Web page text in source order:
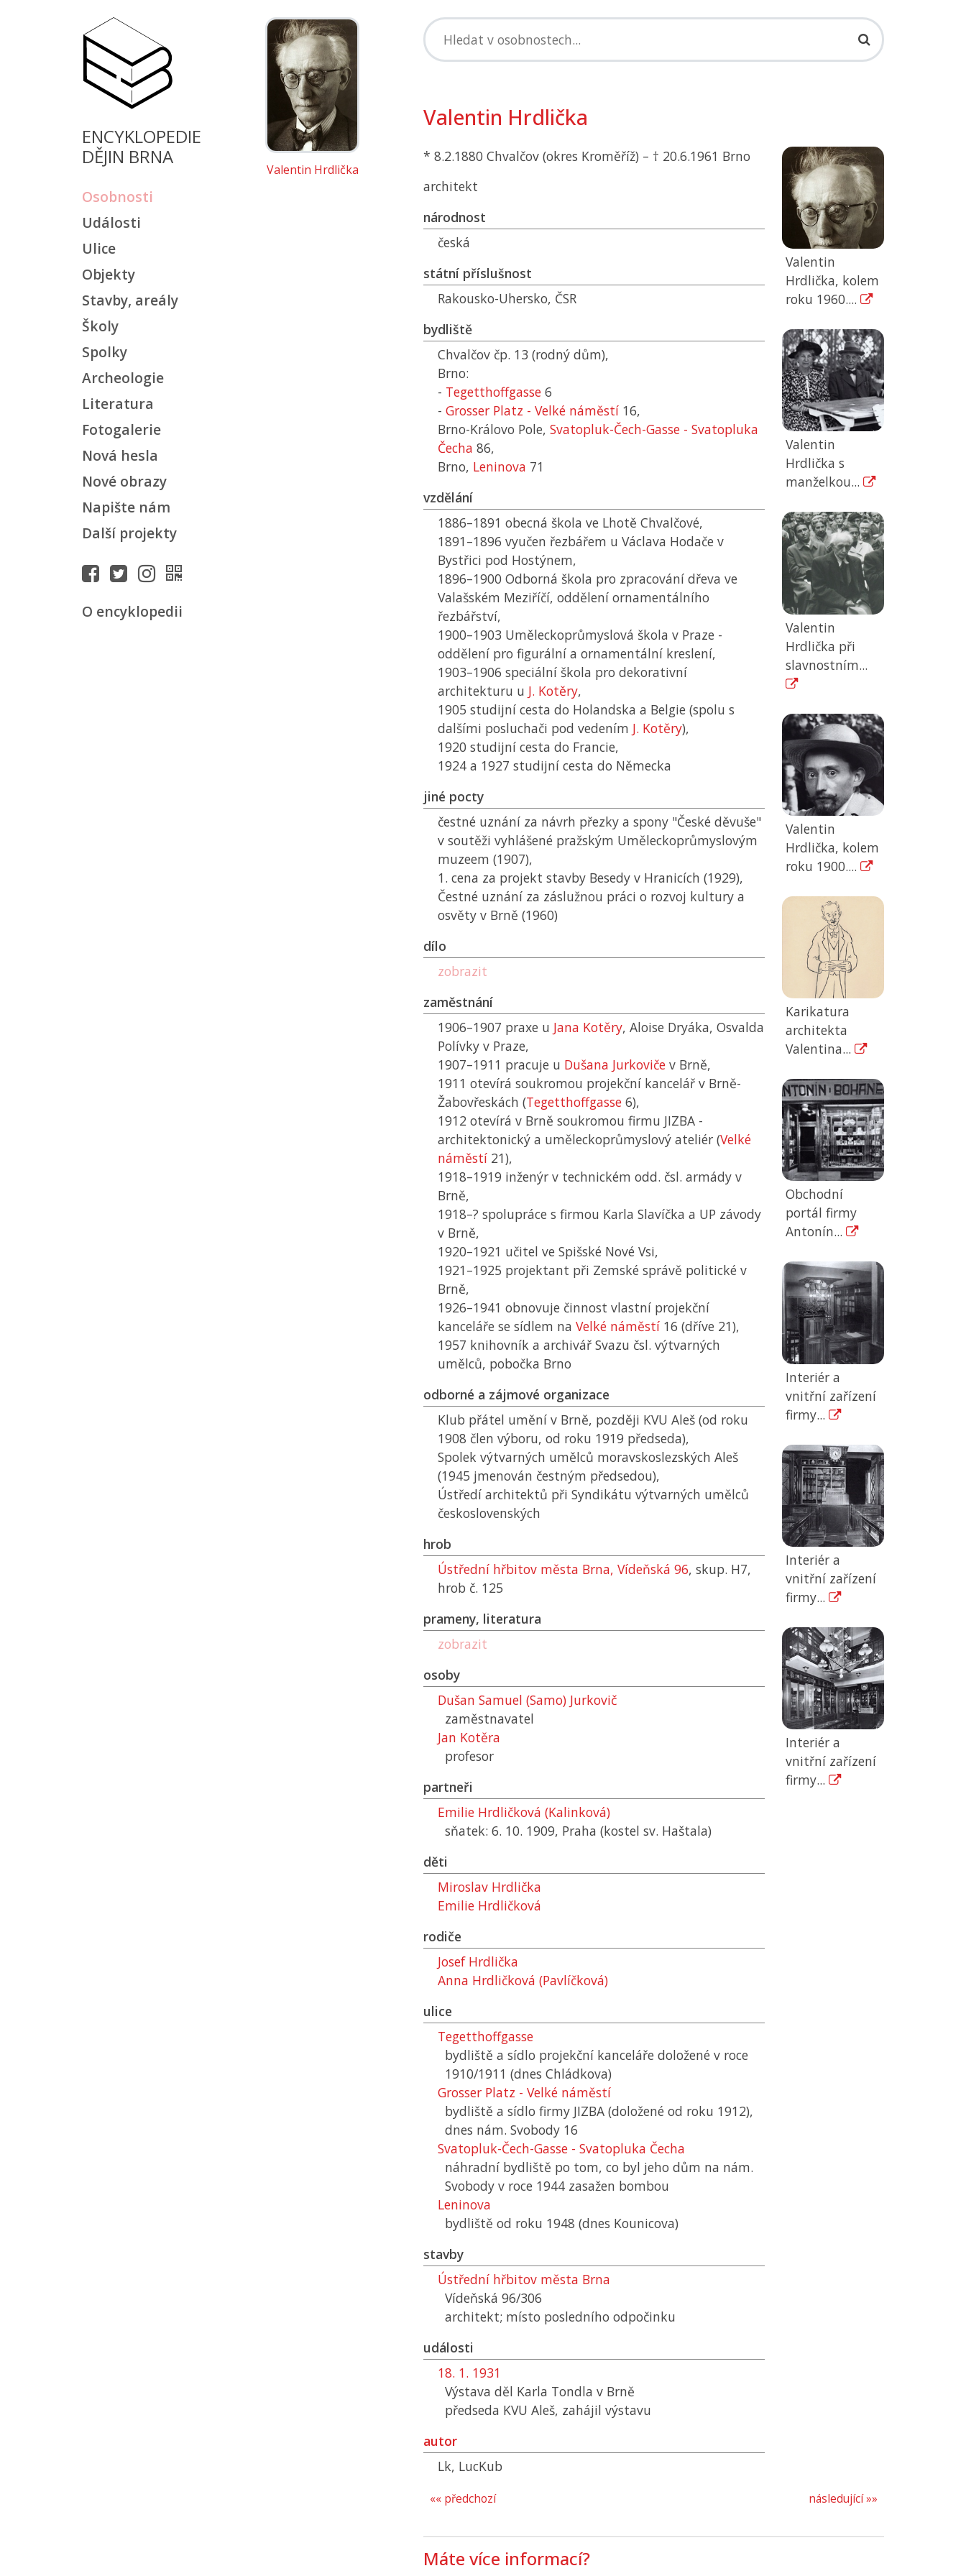
ENCYKLOPEDIE
DĚJIN BRNA
Osobnosti
Události
Ulice
Objekty
Stavby, areály
Školy
Spolky
Archeologie
Literatura
Fotogalerie
Nová hesla
Nové obrazy
Napište nám
Další projekty
O encyklopedii
Valentin Hrdlička
Valentin Hrdlička
* 8.2.1880 Chvalčov (okres Kroměříž) – † 20.6.1961 Brno
architekt
národnost
česká
státní příslušnost
Rakousko-Uhersko, ČSR
bydliště
Chvalčov čp. 13 (rodný dům),
Brno:
- Tegetthoffgasse 6
- Grosser Platz - Velké náměstí 16,
Brno-Královo Pole, Svatopluk-Čech-Gasse - Svatopluka
Čecha 86,
Brno, Leninova 71
vzdělání
1886–1891 obecná škola ve Lhotě Chvalčové,
1891–1896 vyučen řezbářem u Václava Hodače v
Bystřici pod Hostýnem,
1896–1900 Odborná škola pro zpracování dřeva ve
Valašském Meziříčí, oddělení ornamentálního
řezbářství,
1900–1903 Uměleckoprůmyslová škola v Praze -
oddělení pro figurální a ornamentální kreslení,
1903–1906 speciální škola pro dekorativní
architekturu u J. Kotěry,
1905 studijní cesta do Holandska a Belgie (spolu s
dalšími posluchači pod vedením J. Kotěry),
1920 studijní cesta do Francie,
1924 a 1927 studijní cesta do Německa
jiné pocty
čestné uznání za návrh přezky a spony "České děvuše"
v soutěži vyhlášené pražským Uměleckoprůmyslovým
muzeem (1907),
1. cena za projekt stavby Besedy v Hranicích (1929),
Čestné uznání za záslužnou práci o rozvoj kultury a
osvěty v Brně (1960)
dílo
zobrazit
zaměstnání
1906–1907 praxe u Jana Kotěry, Aloise Dryáka, Osvalda
Polívky v Praze,
1907–1911 pracuje u Dušana Jurkoviče v Brně,
1911 otevírá soukromou projekční kancelář v Brně-
Žabovřeskách (Tegetthoffgasse 6),
1912 otevírá v Brně soukromou firmu JIZBA -
architektonický a uměleckoprůmyslový ateliér (Velké
náměstí 21),
1918–1919 inženýr v technickém odd. čsl. armády v
Brně,
1918–? spolupráce s firmou Karla Slavíčka a UP závody
v Brně,
1920–1921 učitel ve Spišské Nové Vsi,
1921–1925 projektant při Zemské správě politické v
Brně,
1926–1941 obnovuje činnost vlastní projekční
kanceláře se sídlem na Velké náměstí 16 (dříve 21),
1957 knihovník a archivář Svazu čsl. výtvarných
umělců, pobočka Brno
odborné a zájmové organizace
Klub přátel umění v Brně, později KVU Aleš (od roku
1908 člen výboru, od roku 1919 předseda),
Spolek výtvarných umělců moravskoslezských Aleš
(1945 jmenován čestným předsedou),
Ústředí architektů při Syndikátu výtvarných umělců
československých
hrob
Ústřední hřbitov města Brna, Vídeňská 96, skup. H7,
hrob č. 125
prameny, literatura
zobrazit
osoby
Dušan Samuel (Samo) Jurkovič
zaměstnavatel
Jan Kotěra
profesor
partneři
Emilie Hrdličková (Kalinková)
sňatek: 6. 10. 1909, Praha (kostel sv. Haštala)
děti
Miroslav Hrdlička
Emilie Hrdličková
rodiče
Josef Hrdlička
Anna Hrdličková (Pavlíčková)
ulice
Tegetthoffgasse
bydliště a sídlo projekční kanceláře doložené v roce
1910/1911 (dnes Chládkova)
Grosser Platz - Velké náměstí
bydliště a sídlo firmy JIZBA (doložené od roku 1912),
dnes nám. Svobody 16
Svatopluk-Čech-Gasse - Svatopluka Čecha
náhradní bydliště po tom, co byl jeho dům na nám.
Svobody v roce 1944 zasažen bombou
Leninova
bydliště od roku 1948 (dnes Kounicova)
stavby
Ústřední hřbitov města Brna
Vídeňská 96/306
architekt; místo posledního odpočinku
události
18. 1. 1931
Výstava děl Karla Tondla v Brně
předseda KVU Aleš, zahájil výstavu
autor
Lk, LucKub
Valentin
Hrdlička, kolem
roku 1960....
Valentin
Hrdlička s
manželkou...
Valentin
Hrdlička při
slavnostním...
Valentin
Hrdlička, kolem
roku 1900....
Karikatura
architekta
Valentina...
Obchodní
portál firmy
Antonín...
Interiér a
vnitřní zařízení
firmy...
Interiér a
vnitřní zařízení
firmy...
Interiér a
vnitřní zařízení
firmy...
následující »»
«« předchozí
Máte více informací?